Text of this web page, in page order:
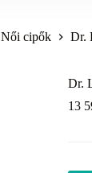
Női cipők Dr.
Dr.
13